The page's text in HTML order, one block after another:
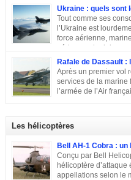
ensemble les principaux moyens
Ukraine : quels sont
Tout comme ses
l’Ukraine est
force aérienne,
aérienne
est équipée en majorité d’avions
républiques socialistes
stratégiques. D’après les
et les forces de défense aérienne
247 avions. L’armée ukrainienne
Rafale de Dassault :
Après un premier vol
services de la marine
l’armée de l’Air
exploitants du
que le succès viendra bientôt.
commandes étrangères sont
exportations. Tour d’horizon sur
Les hélicoptères
Bell AH-1 Cobra : un
Conçu par Bell
hélicoptère
appellations selon le